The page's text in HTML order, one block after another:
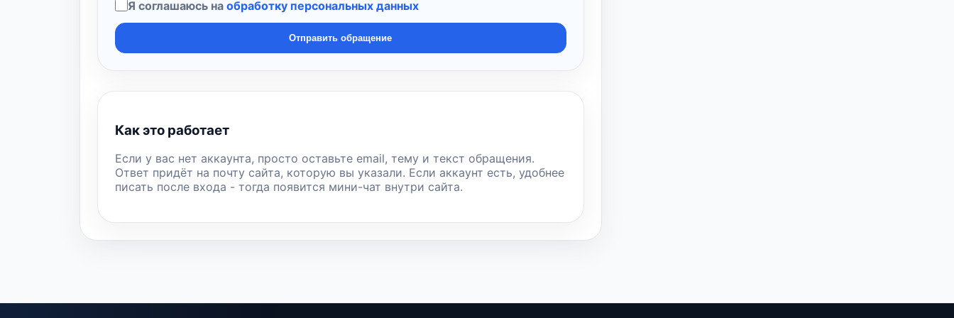
Я соглашаюсь на обработку персональных данных
Отправить обращение
Как это работает
Если у вас нет аккаунта, просто оставьте email, тему и текст обращения.
Ответ придёт на почту сайта, которую вы указали. Если аккаунт есть, удобнее
писать после входа - тогда появится мини-чат внутри сайта.